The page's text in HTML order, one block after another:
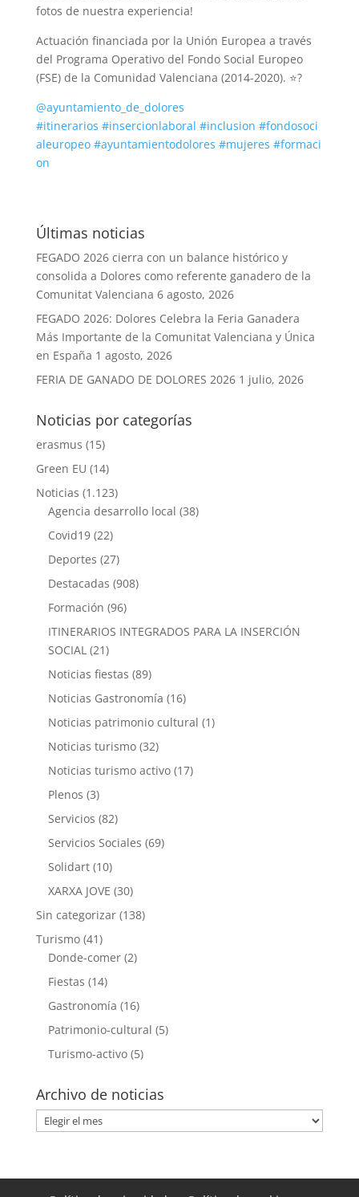
fotos de nuestra experiencia!
Actuación financiada por la Unión Europea a través
del Programa Operativo del Fondo Social Europeo
(FSE) de la Comunidad Valenciana (2014-2020). ⭐?
@ayuntamiento_de_dolores
#itinerarios #insercionlaboral #inclusion #fondosoci
aleuropeo #ayuntamientodolores #mujeres #formaci
on
Últimas noticias
FEGADO 2026 cierra con un balance histórico y
consolida a Dolores como referente ganadero de la
Comunitat Valenciana 6 agosto, 2026
FEGADO 2026: Dolores Celebra la Feria Ganadera
Más Importante de la Comunitat Valenciana y Única
en España 1 agosto, 2026
FERIA DE GANADO DE DOLORES 2026 1 julio, 2026
Noticias por categorías
erasmus (15)
Green EU (14)
Noticias (1.123)
Agencia desarrollo local (38)
Covid19(22)
Deportes (27)
Destacadas (908)
Formación (96)
ITINERARIOS INTEGRADOS PARA LA INSERCIÓN
SOCIAL(21)
Noticias fiestas (89)
Noticias Gastronomía (16)
Noticias patrimonio cultural (1)
Noticias turismo(32)
Noticias turismo activo(17)
Plenos (3)
Servicios (82)
Servicios Sociales (69)
Solidart(10)
XARXA JOVE (30)
Sin categorizar(138)
Turismo(41)
Donde-comer(2)
Fiestas (14)
Gastronomía (16)
Patrimonio-cultural (5)
Turismo-activo(5)
Archivo de noticias
Archivo
de